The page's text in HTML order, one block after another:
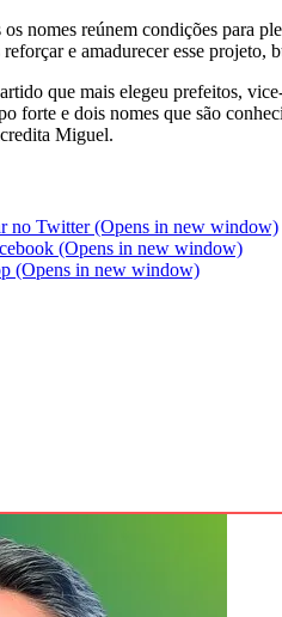
nomes reúnem condições para
e amadurecer esse
que mais elegeu prefeitos,
forte e dois nomes que são
Miguel.
no Twitter (Opens in new window)
(Opens in new window)
(Opens in new window)